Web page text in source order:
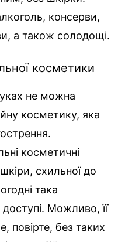
консерви,
а також солодощі.
косметики
не можна
косметику, яка
косметичні
схильної до
така
Можливо, її
повірте, без таких